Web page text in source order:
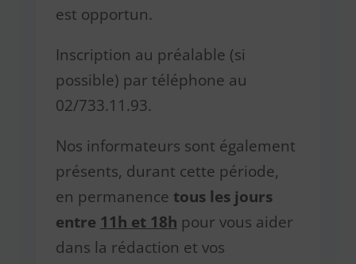
est opportun.
Inscription au préalable (si
possible) par téléphone au
02/733.11.93.
Nos informateurs sont également
présents, durant cette période,
en permanence tous les jours
entre 11h et 18h pour vous aider
dans la rédaction et vos